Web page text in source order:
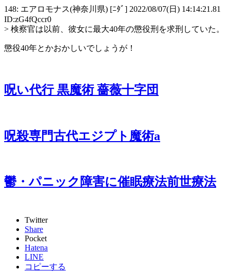
148: エアロモナス(神奈川県) [ﾆﾀﾞ] 2022/08/07(日) 14:14:21.81
ID:zG4fQccr0
> 検察官は以前、彼女に最大40年の懲役刑を求刑していた。
懲役40年とかおかしいでしょうが！
呪い代行 黒魔術 薔薇十字団
呪殺専門古代エジプト魔術a
鬱・パニック障害に催眠療法前世療法
Twitter
Share
Pocket
Hatena
LINE
コピーする